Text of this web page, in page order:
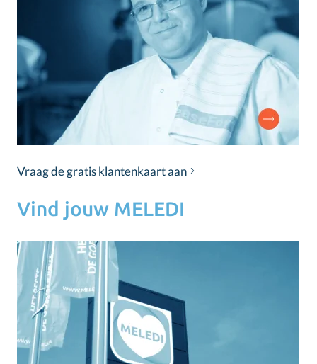
Vraag de gratis klantenkaart aan
Vind jouw MELEDI